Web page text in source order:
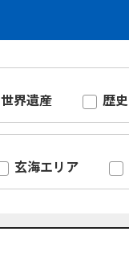
世界遺産 歴史
玄海エリア